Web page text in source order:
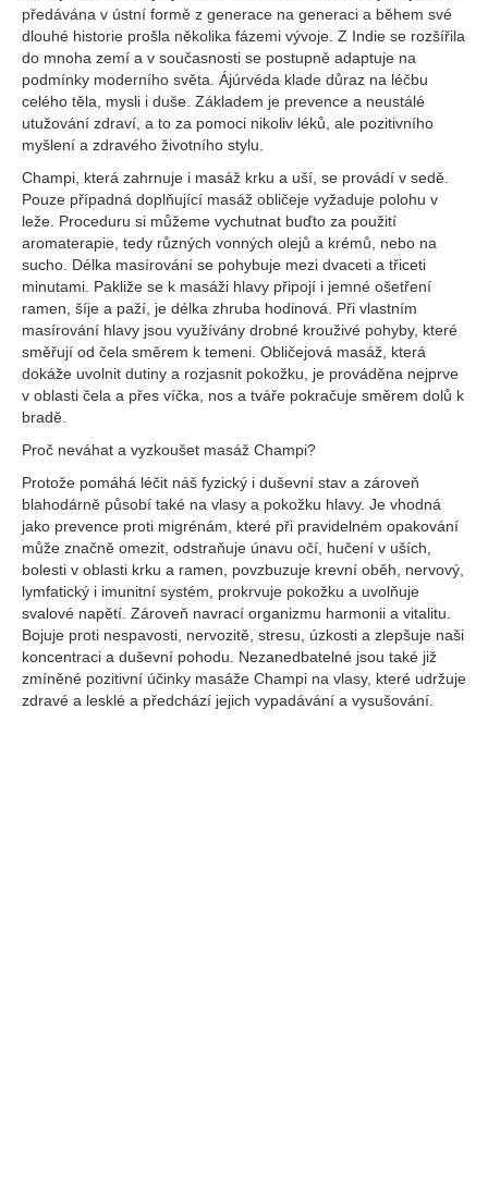
předávána v ústní formě z generace na generaci a během své
dlouhé historie prošla několika fázemi vývoje. Z Indie se rozšířila
do mnoha zemí a v současnosti se postupně adaptuje na
podmínky moderního světa. Ájúrvéda klade důraz na léčbu
celého těla, mysli i duše. Základem je prevence a neustálé
utužování zdraví, a to za pomoci nikoliv léků, ale pozitivního
myšlení a zdravého životního stylu.
Champi, která zahrnuje i masáž krku a uší, se provádí v sedě.
Pouze případná doplňující masáž obličeje vyžaduje polohu v
leže. Proceduru si můžeme vychutnat buďto za použití
aromaterapie, tedy různých vonných olejů a krémů, nebo na
sucho. Délka masírování se pohybuje mezi dvaceti a třiceti
minutami. Pakliže se k masáži hlavy připojí i jemné ošetření
ramen, šíje a paží, je délka zhruba hodinová. Při vlastním
masírování hlavy jsou využívány drobné krouživé pohyby, které
směřují od čela směrem k temeni. Obličejová masáž, která
dokáže uvolnit dutiny a rozjasnit pokožku, je prováděna nejprve
v oblasti čela a přes víčka, nos a tváře pokračuje směrem dolů k
bradě.
Proč neváhat a vyzkoušet masáž Champi?
Protože pomáhá léčit náš fyzický i duševní stav a zároveň
blahodárně působí také na vlasy a pokožku hlavy. Je vhodná
jako prevence proti migrénám, které při pravidelném opakování
může značně omezit, odstraňuje únavu očí, hučení v uších,
bolesti v oblasti krku a ramen, povzbuzuje krevní oběh, nervový,
lymfatický i imunitní systém, prokrvuje pokožku a uvolňuje
svalové napětí. Zároveň navrací organizmu harmonii a vitalitu.
Bojuje proti nespavosti, nervozitě, stresu, úzkosti a zlepšuje naši
koncentraci a duševní pohodu. Nezanedbatelné jsou také již
zmíněné pozitivní účinky masáže Champi na vlasy, které udržuje
zdravé a lesklé a předchází jejich vypadávání a vysušování.